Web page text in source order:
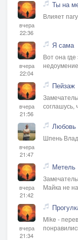
вчера
22:36
Ты на
Влияет
вчера
22:04
Я сама
Вот она
вчера
21:56
Пейзаж
соглашусь,
вчера
21:47
Любовь
Шпень
вчера
21:42
Метель
Майка не
вчера
21:34
Mike -